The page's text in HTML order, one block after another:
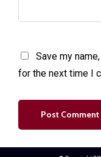
Save my
for the next time I